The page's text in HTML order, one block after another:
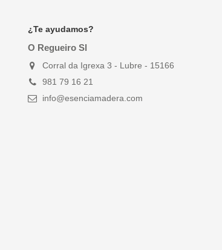
¿Te ayudamos?
O Regueiro Sl
Corral da Igrexa 3 - Lubre - 15166
981 79 16 21
info@esenciamadera.com